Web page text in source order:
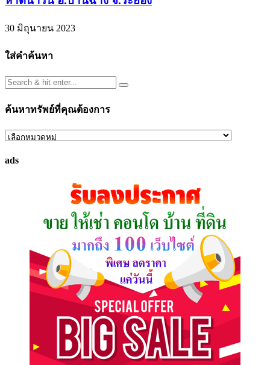
30 มิถุนายน 2023
ใส่คำค้นหา
ค้นหาทรัพย์ที่คุณต้องการ
ค้นหา
ที่
ads